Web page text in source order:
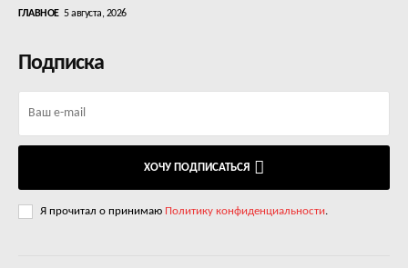
ГЛАВНОЕ 5 августа, 2026
Подписка
ХОЧУ ПОДПИСАТЬСЯ
Я прочитал о принимаю Политику конфиденциальности.